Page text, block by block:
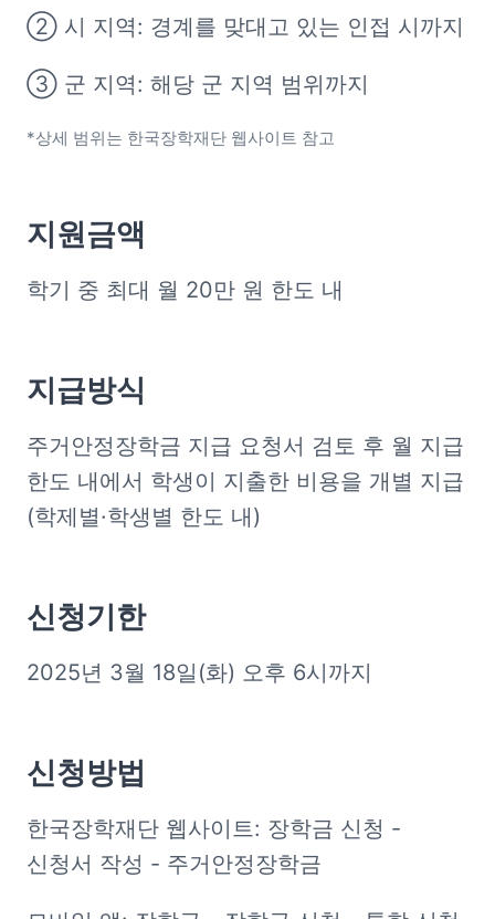
➁ 시 지역: 경계를 맞대고 있는 인접 시까지
➂ 군 지역: 해당 군 지역 범위까지
*상세 범위는 한국장학재단 웹사이트 참고
지원금액
학기 중 최대 월 20만 원 한도 내
지급방식
주거안정장학금 지급 요청서 검토 후 월 지급
한도 내에서 학생이 지출한 비용을 개별 지급
(학제별·학생별 한도 내)
신청기한
2025년 3월 18일(화) 오후 6시까지
신청방법
한국장학재단 웹사이트: 장학금 신청 -
신청서 작성 - 주거안정장학금